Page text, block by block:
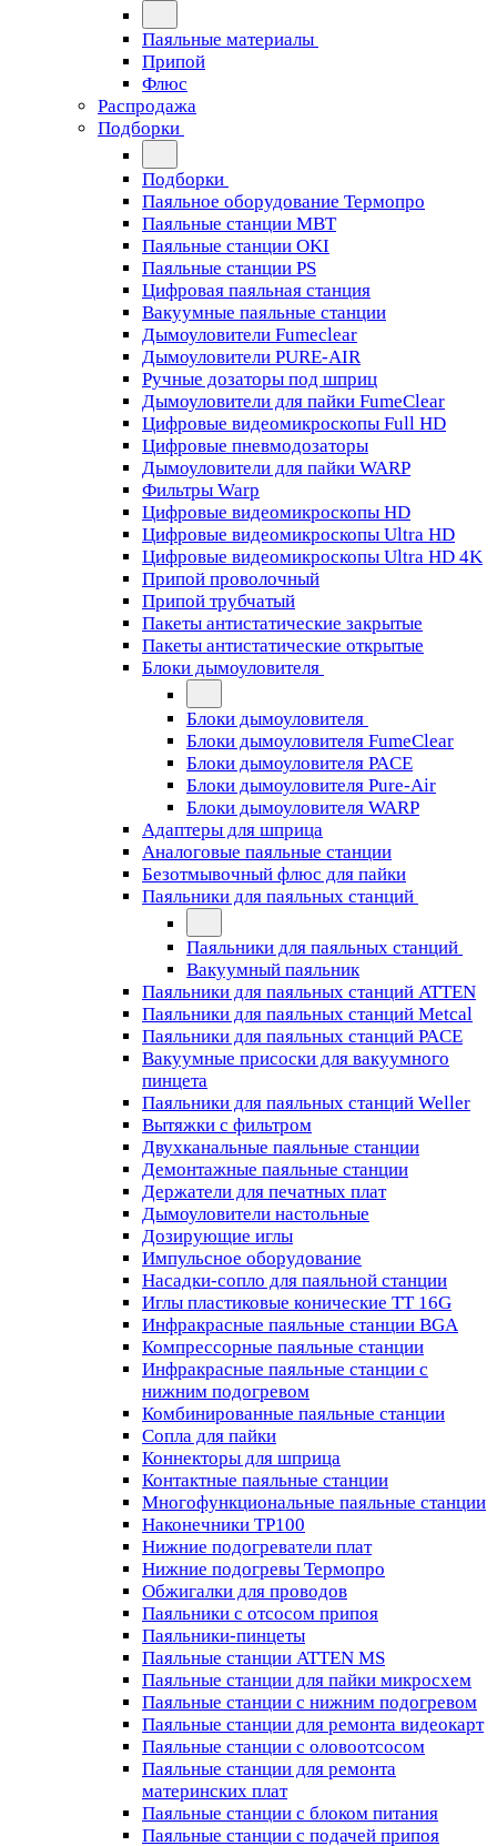
Паяльные материалы
Припой
Флюс
Распродажа
Подборки
Подборки
Паяльное оборудование Термопро
Паяльные станции MBT
Паяльные станции OKI
Паяльные станции PS
Цифровая паяльная станция
Вакуумные паяльные станции
Дымоуловители Fumeclear
Дымоуловители PURE-AIR
Ручные дозаторы под шприц
Дымоуловители для пайки FumeClear
Цифровые видеомикроскопы Full HD
Цифровые пневмодозаторы
Дымоуловители для пайки WARP
Фильтры Warp
Цифровые видеомикроскопы HD
Цифровые видеомикроскопы Ultra HD
Цифровые видеомикроскопы Ultra HD 4K
Припой проволочный
Припой трубчатый
Пакеты антистатические закрытые
Пакеты антистатические открытые
Блоки дымоуловителя
Блоки дымоуловителя
Блоки дымоуловителя FumeClear
Блоки дымоуловителя PACE
Блоки дымоуловителя Pure-Air
Блоки дымоуловителя WARP
Адаптеры для шприца
Аналоговые паяльные станции
Безотмывочный флюс для пайки
Паяльники для паяльных станций
Паяльники для паяльных станций
Вакуумный паяльник
Паяльники для паяльных станций ATTEN
Паяльники для паяльных станций Metcal
Паяльники для паяльных станций PACE
Вакуумные присоски для вакуумного
пинцета
Паяльники для паяльных станций Weller
Вытяжки с фильтром
Двухканальные паяльные станции
Демонтажные паяльные станции
Держатели для печатных плат
Дымоуловители настольные
Дозирующие иглы
Импульсное оборудование
Насадки-сопло для паяльной станции
Иглы пластиковые конические TT 16G
Инфракрасные паяльные станции BGA
Компрессорные паяльные станции
Инфракрасные паяльные станции с
нижним подогревом
Комбинированные паяльные станции
Сопла для пайки
Коннекторы для шприца
Контактные паяльные станции
Многофункциональные паяльные станции
Наконечники TP100
Нижние подогреватели плат
Нижние подогревы Термопро
Обжигалки для проводов
Паяльники с отсосом припоя
Паяльники-пинцеты
Паяльные станции ATTEN MS
Паяльные станции для пайки микросхем
Паяльные станции с нижним подогревом
Паяльные станции для ремонта видеокарт
Паяльные станции с оловоотсосом
Паяльные станции для ремонта
материнских плат
Паяльные станции с блоком питания
Паяльные станции с подачей припоя